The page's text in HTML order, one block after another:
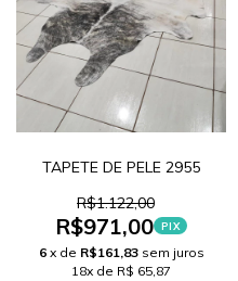
TAPETE DE PELE 2955
R$1.122,00
R$971,00 PIX
6 x de R$161,83 sem juros
18x de R$ 65,87